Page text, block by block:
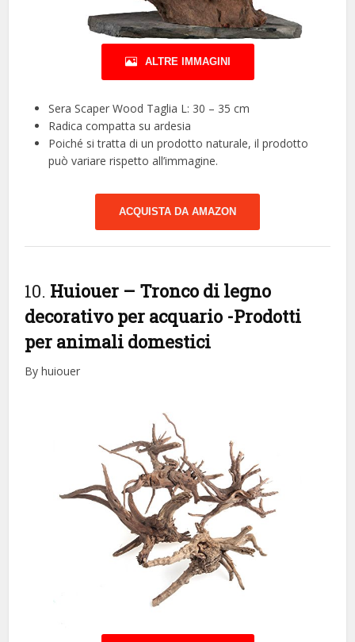
ALTRE IMMAGINI
Sera Scaper Wood Taglia L: 30 – 35 cm
Radica compatta su ardesia
Poiché si tratta di un prodotto naturale, il prodotto
può variare rispetto all’immagine.
ACQUISTA DA AMAZON
10. Huiouer – Tronco di legno
decorativo per acquario -Prodotti
per animali domestici
By huiouer